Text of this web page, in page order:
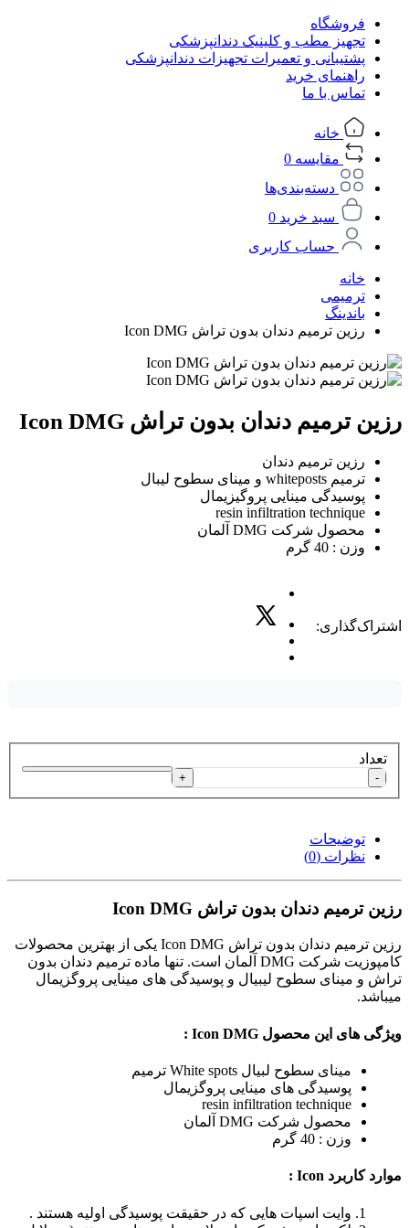
فروشگاه
تجهیز مطب و کلینیک دندانپزشکی
پشتیبانی و تعمیرات تجهیزات دندانپزشکی
راهنمای خرید
تماس با ما
خانه
مقایسه 0
دسته‌بندی‌ها
سبد خرید 0
حساب کاربری
خانه
ترمیمی
باندینگ
رزین ترمیم دندان بدون تراش Icon DMG
رزین ترمیم دندان بدون تراش Icon DMG
رزین ترمیم دندان
ترمیم whiteposts و مینای سطوح لیبال
پوسیدگی مینایی پروگیزیمال
resin infiltration technique
محصول شرکت DMG آلمان
وزن : 40 گرم
اشتراک‌گذاری:
تعداد
-
+
توضیحات
نظرات (0)
رزین ترمیم دندان بدون تراش Icon DMG
رزین ترمیم دندان بدون تراش Icon DMG یکی از بهترین محصولات
کامپوزیت شرکت DMG آلمان است. تنها ماده ترمیم دندان بدون
تراش و مینای سطوح لیبیال و پوسیدگی های مینایی پروگزیمال
میباشد.
ویژگی های این محصول Icon DMG :
مینای سطوح لبیال White spots ترمیم
پوسیدگی های مینایی پروگزیمال
resin infiltration technique
محصول شرکت DMG آلمان
وزن : 40 گرم
موارد کاربرد Icon :
وایت اسپات هایی که در حقیقت پوسیدگی اولیه هستند .